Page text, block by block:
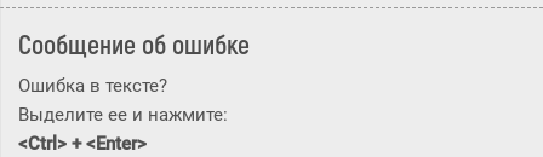
Сообщение об ошибке
Ошибка в тексте?
Выделите ее и нажмите:
<Ctrl> + <Enter>